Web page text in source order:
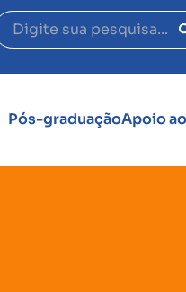
Pós-graduaçãoApoio